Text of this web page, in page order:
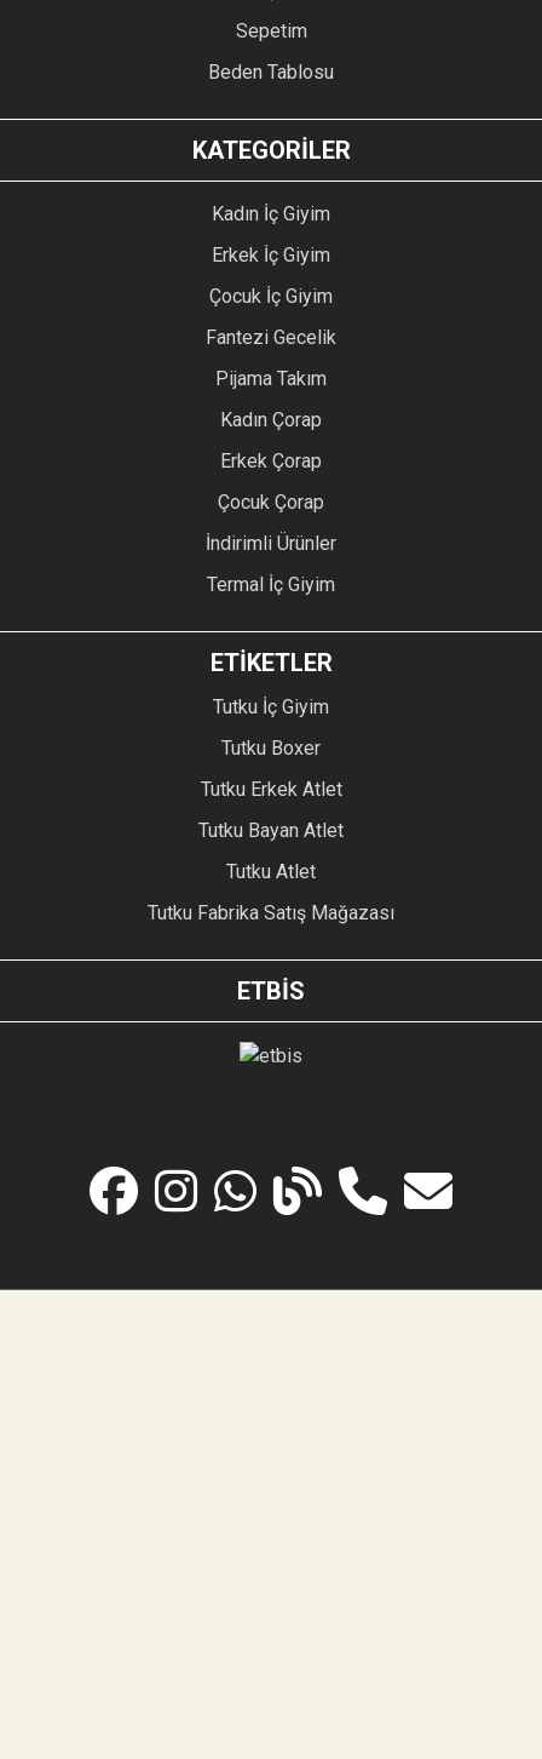
Sepetim
Beden Tablosu
KATEGORİLER
Kadın İç Giyim
Erkek İç Giyim
Çocuk İç Giyim
Fantezi Gecelik
Pijama Takım
Kadın Çorap
Erkek Çorap
Çocuk Çorap
İndirimli Ürünler
Termal İç Giyim
ETİKETLER
Tutku İç Giyim
Tutku Boxer
Tutku Erkek Atlet
Tutku Bayan Atlet
Tutku Atlet
Tutku Fabrika Satış Mağazası
ETBİS